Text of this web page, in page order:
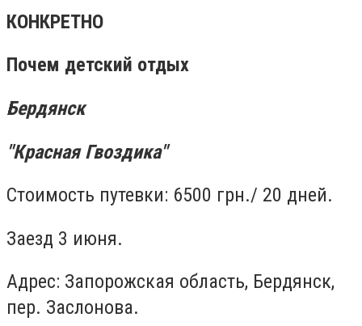
КОНКРЕТНО
Почем детский отдых
Бердянск
"Красная Гвоздика"
Стоимость путевки: 6500 грн./ 20 дней.
Заезд 3 июня.
Адрес: Запорожская область, Бердянск,
пер. Заслонова.